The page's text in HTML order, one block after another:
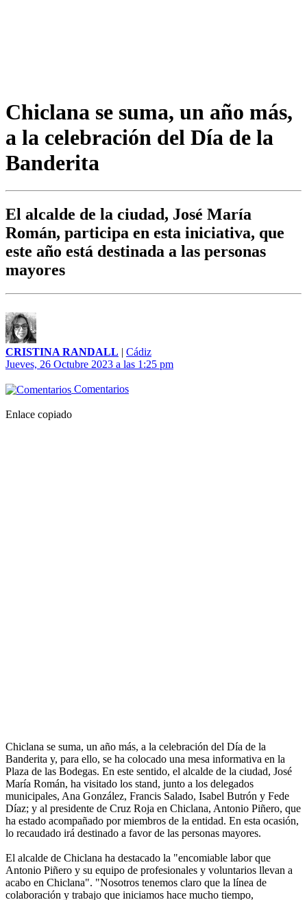
Chiclana se suma, un año más,
a la celebración del Día de la
Banderita
El alcalde de la ciudad, José María
Román, participa en esta iniciativa, que
este año está destinada a las personas
mayores
CRISTINA RANDALL | Cádiz
Jueves, 26 Octubre 2023 a las 1:25 pm
Comentarios
Enlace copiado
Chiclana se suma, un año más, a la celebración del Día de la
Banderita y, para ello, se ha colocado una mesa informativa en la
Plaza de las Bodegas. En este sentido, el alcalde de la ciudad, José
María Román, ha visitado los stand, junto a los delegados
municipales, Ana González, Francis Salado, Isabel Butrón y Fede
Díaz; y al presidente de Cruz Roja en Chiclana, Antonio Piñero, que
ha estado acompañado por miembros de la entidad. En esta ocasión,
lo recaudado irá destinado a favor de las personas mayores.
El alcalde de Chiclana ha destacado la "encomiable labor que
Antonio Piñero y su equipo de profesionales y voluntarios llevan a
acabo en Chiclana". "Nosotros tenemos claro que la línea de
colaboración y trabajo que iniciamos hace mucho tiempo,